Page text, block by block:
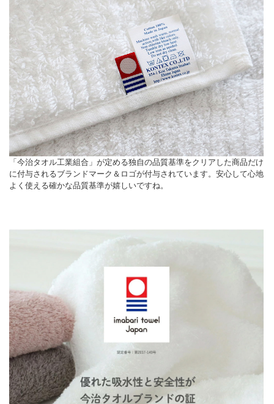
「今治タオル工業組合」が定める独自の品質基準をクリアした商品だけ
に付与されるブランドマーク＆ロゴが付与されています。安心して心地
よく使える確かな品質基準が嬉しいですね。